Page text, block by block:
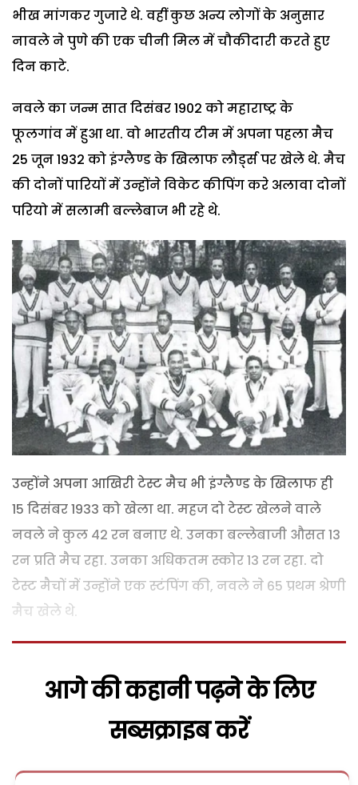
भीख मांगकर गुजारे थे. वहीं कुछ अन्य लोगों के अनुसार
नावले ने पुणे की एक चीनी मिल में चौकीदारी करते हुए
दिन काटे.
नवले का जन्म सात दिसंबर 1902 को महाराष्ट्र के
फूलगांव में हुआ था. वो भारतीय टीम में अपना पहला मैच
25 जून 1932 को इंग्लैण्ड के खिलाफ लौर्ड्स पर खेले थे. मैच
की दोनों पारियों में उन्होंने विकेट कीपिंग करे अलावा दोनों
परियो में सलामी बल्लेबाज भी रहे थे.
उन्होंने अपना आखिरी टेस्ट मैच भी इंग्लैण्ड के खिलाफ ही
15 दिसंबर 1933 को खेला था. महज दो टेस्ट खेलने वाले
नवले ने कुल 42 रन बनाए थे. उनका बल्लेबाजी औसत 13
रन प्रति मैच रहा. उनका अधिकतम स्कोर 13 रन रहा. दो
टेस्ट मैचों में उन्होंने एक स्टंपिंग की, नवले ने 65 प्रथम श्रेणी
मैच खेले थे.
आगे की कहानी पढ़ने के लिए
सब्सक्राइब करें